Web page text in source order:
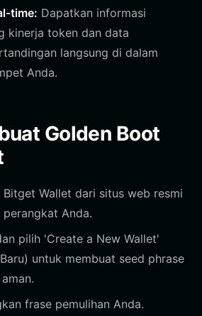
time: Dapatkan informasi
kinerja token dan data
langsung di dalam
Anda.
Golden Boot
Bitget Wallet dari situs web resmi
Anda.
pilih 'Create a New Wallet'
untuk membuat seed phrase
frase pemulihan Anda.